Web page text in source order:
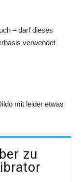
– darf dieses
verwendet
mit leider etwas
zu